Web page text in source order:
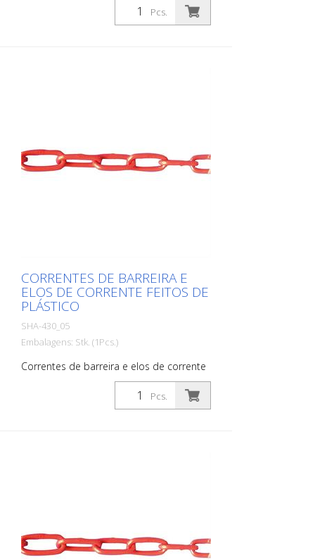
Pcs.
CORRENTES DE BARREIRA E
ELOS DE CORRENTE FEITOS DE
PLÁSTICO
SHA-430_05
Embalagens: Stk. (1Pcs.)
Correntes de barreira e elos de corrente
feitos de plástico, corrente de barreira, 6
mm de espessura, vermelho / branco,
unidade de embalagem 25 m
Pcs.